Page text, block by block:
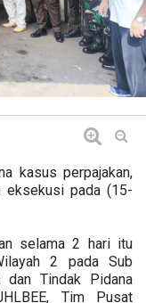
kasus perpajakan,
eksekusi pada (15-
selama 2 hari itu
2 pada Sub
dan Tindak Pidana
Tim Pusat